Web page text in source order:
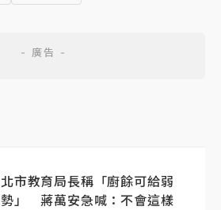
北市教育局長稱「廚餘可給弱
勢」 蔣萬安急喊：不會這樣